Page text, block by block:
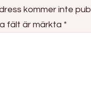
kommer inte
fält är märkta *